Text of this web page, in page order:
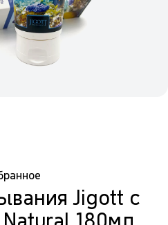
Jigott с
180мл.